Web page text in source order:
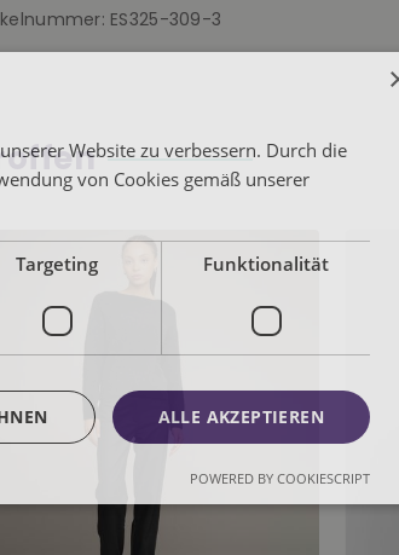
ES325-309-3
Website zu verbessern. Durch die
von Cookies gemäß unserer
Targeting Funktionalität
ALLE AKZEPTIEREN
POWERED BY COOKIESCRIPT